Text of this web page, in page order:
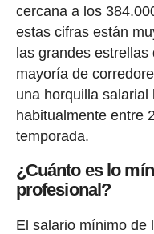
cercana a los
estas cifras están
las grandes
mayoría de
una horquilla salarial
habitualmente entre
temporada.
¿Cuánto es lo
profesional?
El salario mínimo de